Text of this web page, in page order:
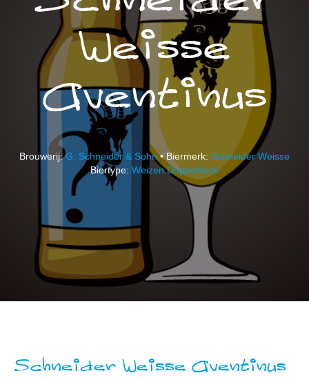
Weisse
Aventinus
Brouwerij:G. Schneider & Sohn• Biermerk: Schneider Weisse
Biertype: Weizen Doppelbock
Schneider Weisse Aventinus